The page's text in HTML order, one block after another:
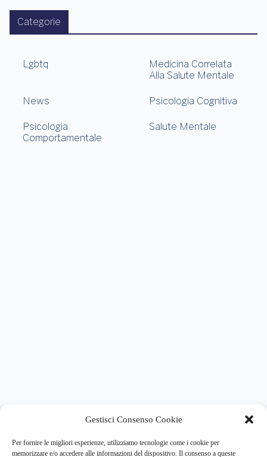
Gestisci Consenso Cookie
Per fornire le migliori esperienze, utilizziamo tecnologie come i cookie per
memorizzare e/o accedere alle informazioni del dispositivo. Il consenso a queste
Categorie
Lgbtq
Medicina Correlata
Alla Salute Mentale
News Psicologia Cognitiva
Psicologia
Comportamentale
Salute Mentale
psicologia e salute mentale.